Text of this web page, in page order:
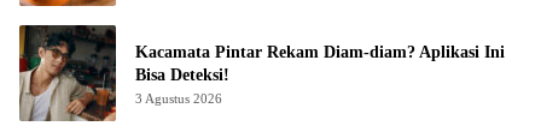
Kacamata Pintar Rekam Diam-diam? Aplikasi Ini
Bisa Deteksi!
3 Agustus 2026